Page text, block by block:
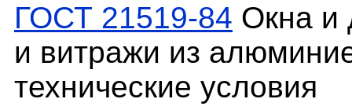
ГОСТ 21519-84 Окна и
и витражи из
технические условия